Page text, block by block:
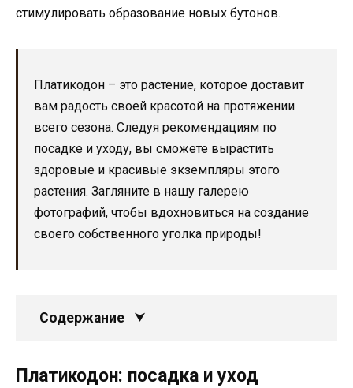
стимулировать образование новых бутонов.
Платикодон – это растение, которое доставит
вам радость своей красотой на протяжении
всего сезона. Следуя рекомендациям по
посадке и уходу, вы сможете вырастить
здоровые и красивые экземпляры этого
растения. Загляните в нашу галерею
фотографий, чтобы вдохновиться на создание
своего собственного уголка природы!
Содержание
Платикодон: посадка и уход